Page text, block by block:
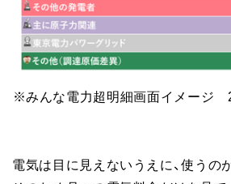
※みんな電力超明細画面イメージ
電気は目に見えないうえに、使うの